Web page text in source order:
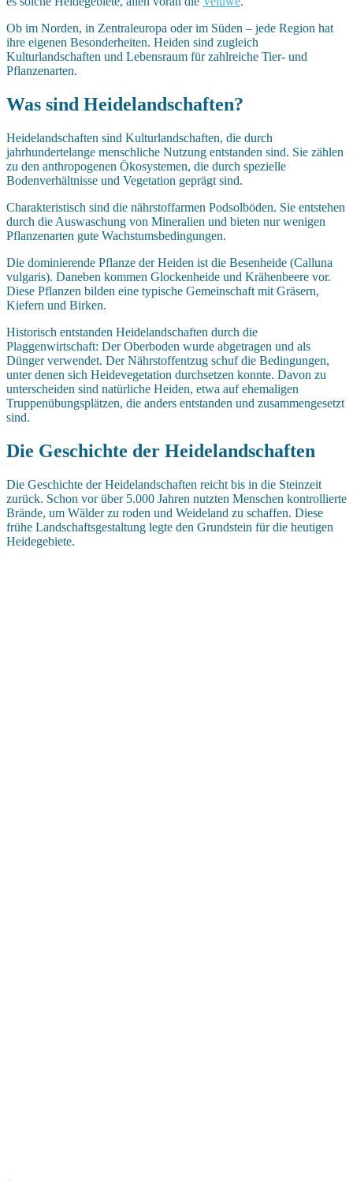
Ob im Norden, in Zentraleuropa oder im Süden – jede Region hat
ihre eigenen Besonderheiten. Heiden sind zugleich
Kulturlandschaften und Lebensraum für zahlreiche Tier- und
Pflanzenarten.
Was sind Heidelandschaften?
Heidelandschaften sind Kulturlandschaften, die durch
jahrhundertelange menschliche Nutzung entstanden sind. Sie zählen
zu den anthropogenen Ökosystemen, die durch spezielle
Bodenverhältnisse und Vegetation geprägt sind.
Charakteristisch sind die nährstoffarmen Podsolböden. Sie entstehen
durch die Auswaschung von Mineralien und bieten nur wenigen
Pflanzenarten gute Wachstumsbedingungen.
Die dominierende Pflanze der Heiden ist die Besenheide (Calluna
vulgaris). Daneben kommen Glockenheide und Krähenbeere vor.
Diese Pflanzen bilden eine typische Gemeinschaft mit Gräsern,
Kiefern und Birken.
Historisch entstanden Heidelandschaften durch die
Plaggenwirtschaft: Der Oberboden wurde abgetragen und als
Dünger verwendet. Der Nährstoffentzug schuf die Bedingungen,
unter denen sich Heidevegetation durchsetzen konnte. Davon zu
unterscheiden sind natürliche Heiden, etwa auf ehemaligen
Truppenübungsplätzen, die anders entstanden und zusammengesetzt
sind.
Die Geschichte der Heidelandschaften
Die Geschichte der Heidelandschaften reicht bis in die Steinzeit
zurück. Schon vor über 5.000 Jahren nutzten Menschen kontrollierte
Brände, um Wälder zu roden und Weideland zu schaffen. Diese
frühe Landschaftsgestaltung legte den Grundstein für die heutigen
Heidegebiete.